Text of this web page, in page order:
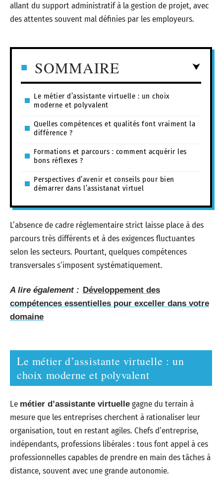
allant du support administratif à la gestion de projet, avec
des attentes souvent mal définies par les employeurs.
SOMMAIRE
Le métier d’assistante virtuelle : un choix
moderne et polyvalent
Quelles compétences et qualités font vraiment la
différence ?
Formations et parcours : comment acquérir les
bons réflexes ?
Perspectives d’avenir et conseils pour bien
démarrer dans l’assistanat virtuel
L’absence de cadre réglementaire strict laisse place à des
parcours très différents et à des exigences fluctuantes
selon les secteurs. Pourtant, quelques compétences
transversales s’imposent systématiquement.
A lire également : Développement des
compétences essentielles pour exceller dans votre
domaine
Le métier d’assistante virtuelle : un
choix moderne et polyvalent
Le métier d’assistante virtuelle gagne du terrain à
mesure que les entreprises cherchent à rationaliser leur
organisation, tout en restant agiles. Chefs d’entreprise,
indépendants, professions libérales : tous font appel à ces
professionnelles capables de prendre en main des tâches à
distance, souvent avec une grande autonomie.